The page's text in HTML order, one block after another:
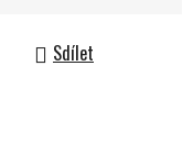
Sdílet